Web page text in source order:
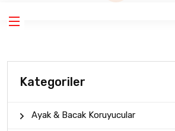
Kategoriler
Ayak & Bacak Koruyucular